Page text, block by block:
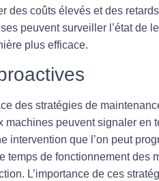
des coûts élevés et des
peuvent surveiller l’état de
plus efficace.
des stratégies de
peuvent signaler en
que l’on peut
de fonctionnement des
L’importance de ces